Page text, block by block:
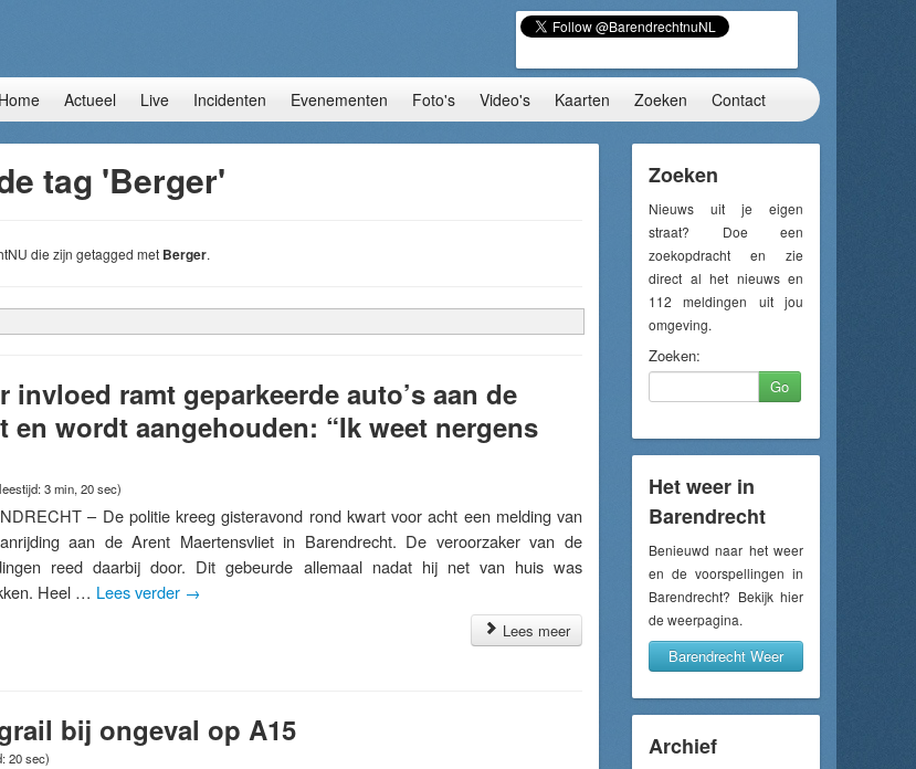
Home Actueel Live Incidenten Evenementen Foto's Video's Kaarten Zoeken Contact
tag 'Berger'
die zijn getagged met Berger.
ramt geparkeerde auto’s aan de
en wordt aangehouden: “Ik weet nergens
3 min, 20 sec)
– De politie kreeg gisteravond rond kwart voor acht een melding van
aan de Arent Maertensvliet in Barendrecht. De veroorzaker van de
reed daarbij door. Dit gebeurde allemaal nadat hij net van huis was
Heel … Lees verder →
Lees meer
bij ongeval op A15
20 sec)
Zoeken
Nieuws uit je eigen
straat? Doe een
zoekopdracht en zie
direct al het nieuws en
112 meldingen uit jou
omgeving.
Zoeken:
Go
Het weer in
Barendrecht
Benieuwd naar het weer
en de voorspellingen in
Barendrecht? Bekijk hier
de weerpagina.
Barendrecht Weer
Archief